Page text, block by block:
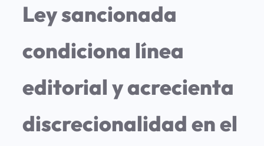
Ley sancionada
condiciona línea
editorial y acrecienta
discrecionalidad en el